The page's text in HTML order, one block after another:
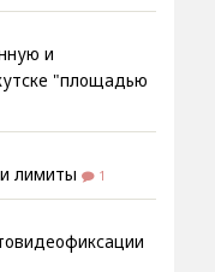
и
"площадью
лимиты 1